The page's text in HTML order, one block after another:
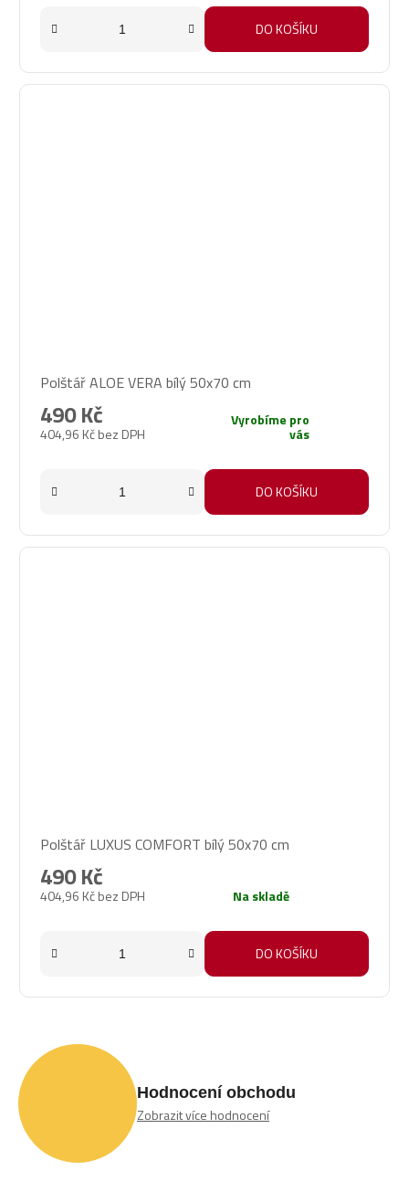
DO KOŠÍKU
Polštář ALOE VERA bílý 50x70 cm
404,96 Kč bez DPH
490 Kč Vyrobíme pro
vás
DO KOŠÍKU
Polštář LUXUS COMFORT bílý 50x70 cm
404,96 Kč bez DPH
490 Kč
Na skladě
DO KOŠÍKU
Hodnocení obchodu
Zobrazit více hodnocení